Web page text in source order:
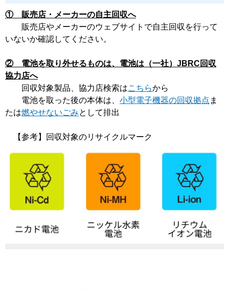
① 販売店・メーカーの自主回収へ
販売店やメーカーのウェブサイトで自主回収を行って
いないか確認してください。
② 電池を取り外せるものは、電池は（一社）JBRC回収
協力店へ
回収対象製品、協力店検索はこちらから
電池を取った後の本体は、 小型電子機器の回収拠点 ま
たは燃やせないごみとして排出
【参考】回収対象のリサイクルマーク